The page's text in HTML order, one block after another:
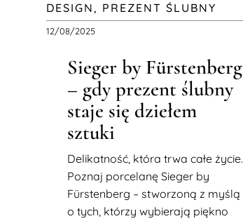
DESIGN, PREZENT ŚLUBNY
12/08/2025
Sieger by Fürstenberg
– gdy prezent ślubny
staje się dziełem
sztuki
Delikatność, która trwa całe życie.
Poznaj porcelanę Sieger by
Fürstenberg – stworzoną z myślą
o tych, którzy wybierają piękno